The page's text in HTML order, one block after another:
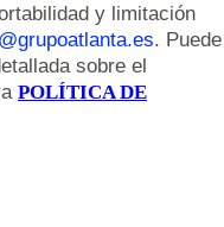
y limitación
. Puede
sobre el
POLÍTICA DE